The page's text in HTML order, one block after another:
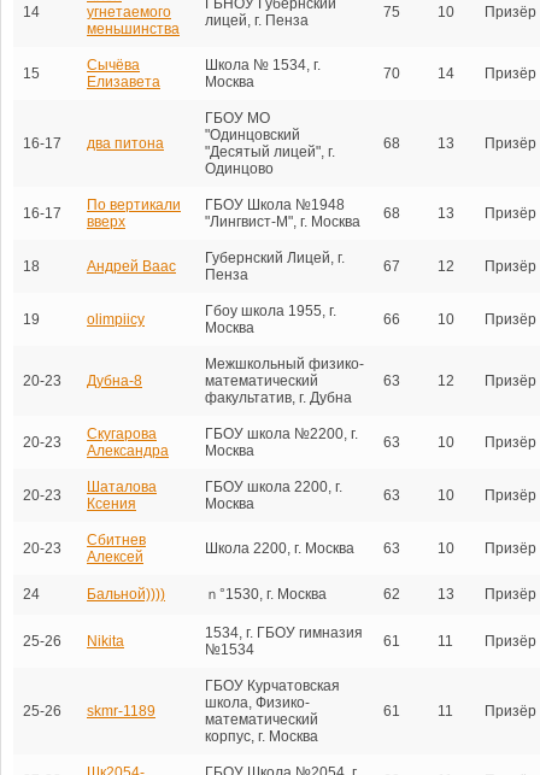
14
угнетаемого
меньшинства
лицей, г. Пенза
75 10 Призёр
15
Сычёва
Елизавета
Школа № 1534, г.
Москва
70 14 Призёр
16-17 два питона
ГБОУ МО
"Одинцовский
"Десятый лицей", г.
Одинцово
68 13 Призёр
16-17
По вертикали
вверх
ГБОУ Школа №1948
"Лингвист-М", г. Москва
68 13 Призёр
18 Андрей Ваас
Губернский Лицей, г.
Пенза
67 12 Призёр
19 olimpiicy
Гбоу школа 1955, г.
Москва
66 10 Призёр
20-23 Дубна-8
Межшкольный физико-
математический
факультатив, г. Дубна
63 12 Призёр
20-23
Скугарова
Александра
ГБОУ школа №2200, г.
Москва
63 10 Призёр
20-23
Шаталова
Ксения
ГБОУ школа 2200, г.
Москва
63 10 Призёр
20-23
Сбитнев
Алексей
Школа 2200, г. Москва 63 10 Призёр
24 Бальной)))) ｎ°1530, г. Москва 62 13 Призёр
25-26 Nikita
1534, г. ГБОУ гимназия
№1534
61 11 Призёр
25-26 skmr-1189
ГБОУ Курчатовская
школа, Физико-
математический
корпус, г. Москва
61 11 Призёр